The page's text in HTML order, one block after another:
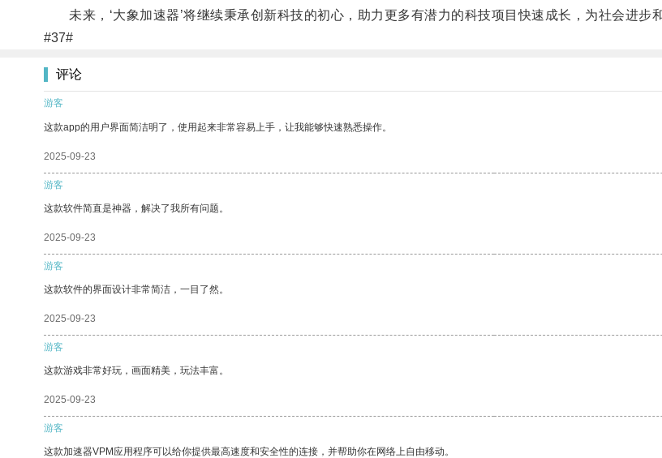
未来，‘大象加速器’将继续秉承创新科技的初心，助力更多有潜力的科技项目快速成长，为社会进步
#37#
评论
游客
这款app的用户界面简洁明了，使用起来非常容易上手，让我能够快速熟悉操作。
2025-09-23
游客
这款软件简直是神器，解决了我所有问题。
2025-09-23
游客
这款软件的界面设计非常简洁，一目了然。
2025-09-23
游客
这款游戏非常好玩，画面精美，玩法丰富。
2025-09-23
游客
这款加速器VPM应用程序可以给你提供最高速度和安全性的连接，并帮助你在网络上自由移动。